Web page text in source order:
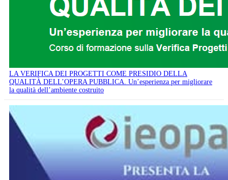
LA VERIFICA DEI PROGETTI COME PRESIDIO DELLA
QUALITÀ DELL’OPERA PUBBLICA. Un’esperienza per migliorare
la qualità dell’ambiente costruito